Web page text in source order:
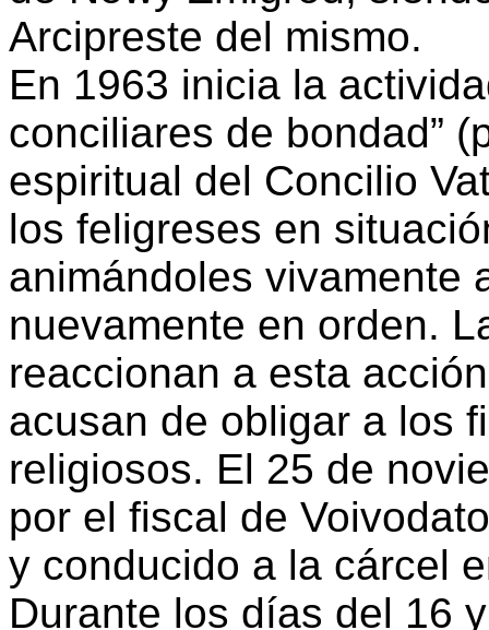
Arcipreste del mismo.
En 1963 inicia la
conciliares de bondad”
espiritual del Concilio
los feligreses en
animándoles vivamente
nuevamente en orden.
reaccionan a esta
acusan de obligar a los
religiosos. El 25 de
por el fiscal de
y conducido a la cárcel
Durante los días del 16